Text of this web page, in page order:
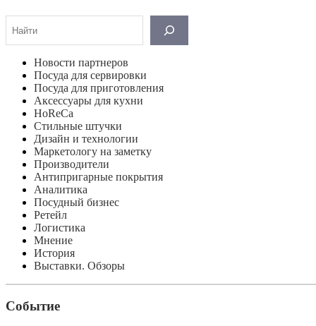
Новости партнеров
Посуда для сервировки
Посуда для приготовления
Аксессуары для кухни
HoReCa
Стильные штучки
Дизайн и технологии
Маркетологу на заметку
Производители
Антипригарные покрытия
Аналитика
Посудный бизнес
Ретейл
Логистика
Мнение
История
Выставки. Обзоры
Событие